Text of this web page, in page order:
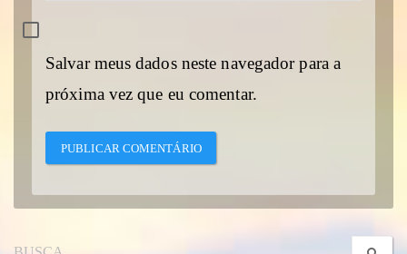
Salvar meus dados neste navegador para a
próxima vez que eu comentar.